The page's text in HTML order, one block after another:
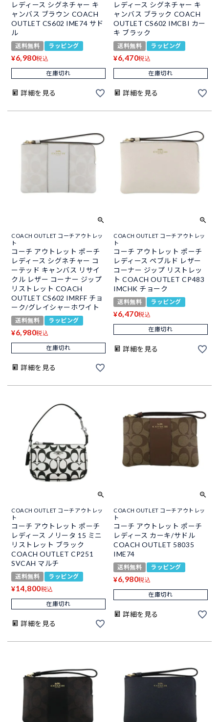
レディース シグネチャー キ
ャンバス ブラウン COACH
OUTLET CS602 IME74 サド
ル
送料無料 ラッピング
¥6,980税込
在庫切れ
詳細を見る
レディース シグネチャー キ
ャンバス ブラック COACH
OUTLET CS602 IMCBI カー
キ ブラック
送料無料 ラッピング
¥6,470税込
在庫切れ
詳細を見る
COACH OUTLET コーチアウトレッ
ト
コーチ アウトレット ポーチ
レディース シグネチャー コ
ーテッド キャンバス リサイ
クル レザー コーナー ジップ
リストレット COACH
OUTLET CS602 IMRFF チョ
ーク/グレイシャーホワイト
送料無料 ラッピング
¥6,980税込
在庫切れ
詳細を見る
COACH OUTLET コーチアウトレッ
ト
コーチ アウトレット ポーチ
レディース ペブルド レザー
コーナー ジップ リストレッ
ト COACH OUTLET CP483
IMCHK チョーク
送料無料 ラッピング
¥6,470税込
在庫切れ
詳細を見る
COACH OUTLET コーチアウトレッ
ト
コーチ アウトレット ポーチ
レディース ノリータ 15 ミニ
リストレット ブラック
COACH OUTLET CP251
SVCAH マルチ
送料無料 ラッピング
¥14,800税込
在庫切れ
詳細を見る
COACH OUTLET コーチアウトレッ
ト
コーチ アウトレット ポーチ
レディース カーキ/サドル
COACH OUTLET 58035
IME74
送料無料 ラッピング
¥6,980税込
在庫切れ
詳細を見る